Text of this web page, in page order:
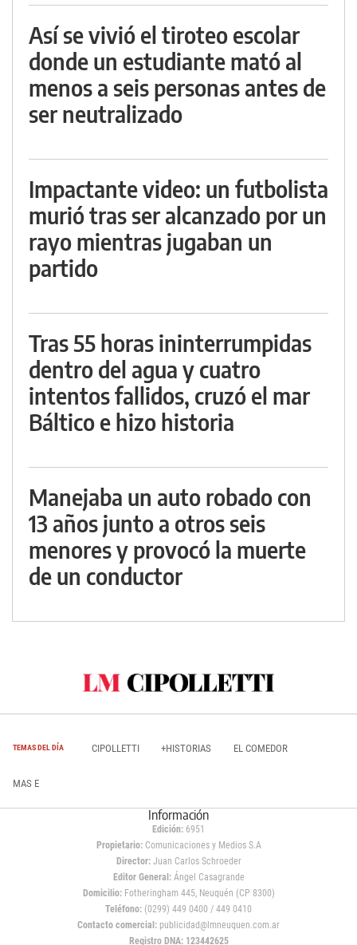
Así se vivió el tiroteo escolar
donde un estudiante mató al
menos a seis personas antes de
ser neutralizado
Impactante video: un futbolista
murió tras ser alcanzado por un
rayo mientras jugaban un
partido
Tras 55 horas ininterrumpidas
dentro del agua y cuatro
intentos fallidos, cruzó el mar
Báltico e hizo historia
Manejaba un auto robado con
13 años junto a otros seis
menores y provocó la muerte
de un conductor
TEMAS DEL DÍA CIPOLLETTI +HISTORIAS EL COMEDOR
MAS E
Información
Edición: 6951
Propietario:Comunicaciones y Medios S.A
Director: Juan Carlos Schroeder
Editor General:Ángel Casagrande
Domicilio:Fotheringham 445, Neuquén (CP 8300)
Teléfono: (0299) 449 0400 / 449 0410
Contacto comercial: publicidad@lmneuquen.com.ar
Registro DNA: 123442625